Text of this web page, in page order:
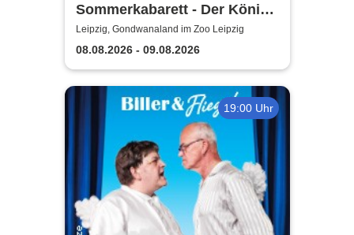
Sommerkabarett - Der König
der Blöden 2 | Central
Kabarett Leipzig
Leipzig, Gondwanaland im Zoo Leipzig
08.08.2026 - 09.08.2026
19:00 Uhr